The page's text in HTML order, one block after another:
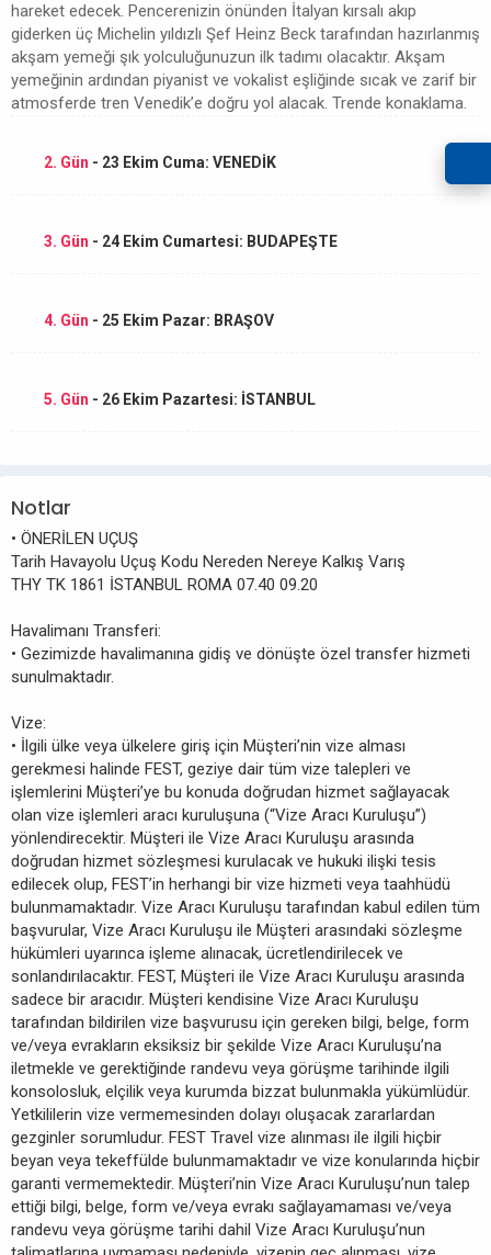
hareket edecek. Pencerenizin önünden İtalyan kırsalı akıp
giderken üç Michelin yıldızlı Şef Heinz Beck tarafından hazırlanmış
akşam yemeği şık yolculuğunuzun ilk tadımı olacaktır. Akşam
yemeğinin ardından piyanist ve vokalist eşliğinde sıcak ve zarif bir
atmosferde tren Venedik’e doğru yol alacak. Trende konaklama.
2. Gün - 23 Ekim Cuma: VENEDİK
3. Gün - 24 Ekim Cumartesi: BUDAPEŞTE
4. Gün - 25 Ekim Pazar: BRAŞOV
5. Gün - 26 Ekim Pazartesi: İSTANBUL
Notlar
• ÖNERİLEN UÇUŞ
Tarih Havayolu Uçuş Kodu Nereden Nereye Kalkış Varış
THY TK 1861 İSTANBUL ROMA 07.40 09.20
Havalimanı Transferi:
• Gezimizde havalimanına gidiş ve dönüşte özel transfer hizmeti
sunulmaktadır.
Vize:
• İlgili ülke veya ülkelere giriş için Müşteri’nin vize alması
gerekmesi halinde FEST, geziye dair tüm vize talepleri ve
işlemlerini Müşteri’ye bu konuda doğrudan hizmet sağlayacak
olan vize işlemleri aracı kuruluşuna (“Vize Aracı Kuruluşu”)
yönlendirecektir. Müşteri ile Vize Aracı Kuruluşu arasında
doğrudan hizmet sözleşmesi kurulacak ve hukuki ilişki tesis
edilecek olup, FEST’in herhangi bir vize hizmeti veya taahhüdü
bulunmamaktadır. Vize Aracı Kuruluşu tarafından kabul edilen tüm
başvurular, Vize Aracı Kuruluşu ile Müşteri arasındaki sözleşme
hükümleri uyarınca işleme alınacak, ücretlendirilecek ve
sonlandırılacaktır. FEST, Müşteri ile Vize Aracı Kuruluşu arasında
sadece bir aracıdır. Müşteri kendisine Vize Aracı Kuruluşu
tarafından bildirilen vize başvurusu için gereken bilgi, belge, form
ve/veya evrakların eksiksiz bir şekilde Vize Aracı Kuruluşu’na
iletmekle ve gerektiğinde randevu veya görüşme tarihinde ilgili
konsolosluk, elçilik veya kurumda bizzat bulunmakla yükümlüdür.
Yetkililerin vize vermemesinden dolayı oluşacak zararlardan
gezginler sorumludur. FEST Travel vize alınması ile ilgili hiçbir
beyan veya tekeffülde bulunmamaktadır ve vize konularında hiçbir
garanti vermemektedir. Müşteri’nin Vize Aracı Kuruluşu’nun talep
ettiği bilgi, belge, form ve/veya evrakı sağlayamaması ve/veya
randevu veya görüşme tarihi dahil Vize Aracı Kuruluşu’nun